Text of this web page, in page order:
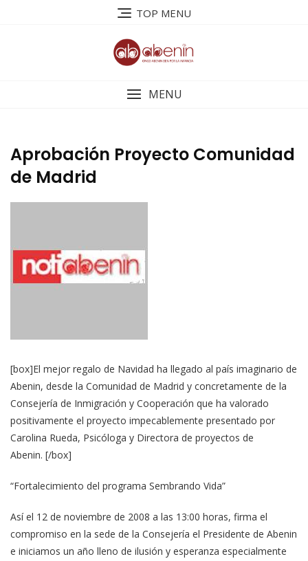
TOP MENU
MENU
Aprobación Proyecto Comunidad
de Madrid
[box]El mejor regalo de Navidad ha llegado al país imaginario de
Abenin, desde la Comunidad de Madrid y concretamente de la
Consejería de Inmigración y Cooperación que ha valorado
positivamente el proyecto impecablemente presentado por
Carolina Rueda, Psicóloga y Directora de proyectos de
Abenin. [/box]
“Fortalecimiento del programa Sembrando Vida”
Así el 12 de noviembre de 2008 a las 13:00 horas, firma el
compromiso en la sede de la Consejería el Presidente de Abenin
e iniciamos un año lleno de ilusión y esperanza especialmente